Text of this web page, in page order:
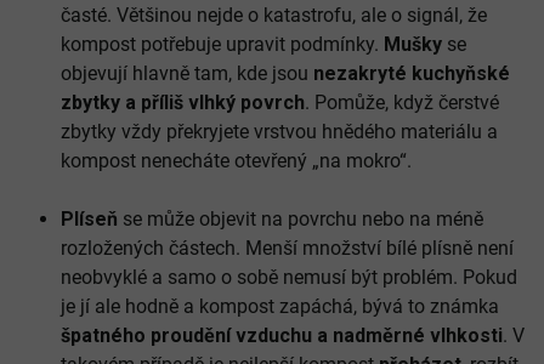
časté. Většinou nejde o katastrofu, ale o signál, že
kompost potřebuje upravit podmínky. Mušky se
objevují hlavně tam, kde jsou nezakryté kuchyňské
zbytky a příliš vlhký povrch. Pomůže, když čerstvé
zbytky vždy překryjete vrstvou hnědého materiálu a
kompost nenecháte otevřený „na mokro“.
Plíseň se může objevit na povrchu nebo na méně
rozložených částech. Menší množství bílé plísně není
neobvyklé a samo o sobě nemusí být problém. Pokud
je jí ale hodně a kompost zapáchá, bývá to známka
špatného proudění vzduchu a nadměrné vlhkosti. V